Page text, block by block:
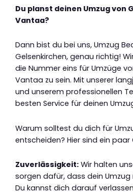
Du planst deinen Umzug von
Vantaa?
Dann bist du bei uns, Umzug
Gelsenkirchen, genau richtig!
die Nummer eins für Umzüge
Vantaa zu sein. Mit unserer
und unserem professionellen
besten Service für deinen
Warum solltest du dich für
entscheiden? Hier sind ein paar
Zuverlässigkeit: Wir halten
sorgen dafür, dass dein
Du kannst dich darauf